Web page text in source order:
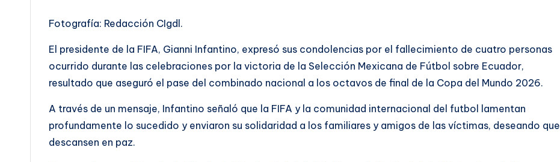
Fotografía: Redacción CIgdl.
El presidente de la FIFA, Gianni Infantino, expresó sus condolencias por el fallecimiento de cuatro personas
ocurrido durante las celebraciones por la victoria de la Selección Mexicana de Fútbol sobre Ecuador,
resultado que aseguró el pase del combinado nacional a los octavos de final de la Copa del Mundo 2026.
A través de un mensaje, Infantino señaló que la FIFA y la comunidad internacional del futbol lamentan
profundamente lo sucedido y enviaron su solidaridad a los familiares y amigos de las víctimas, deseando que
descansen en paz.